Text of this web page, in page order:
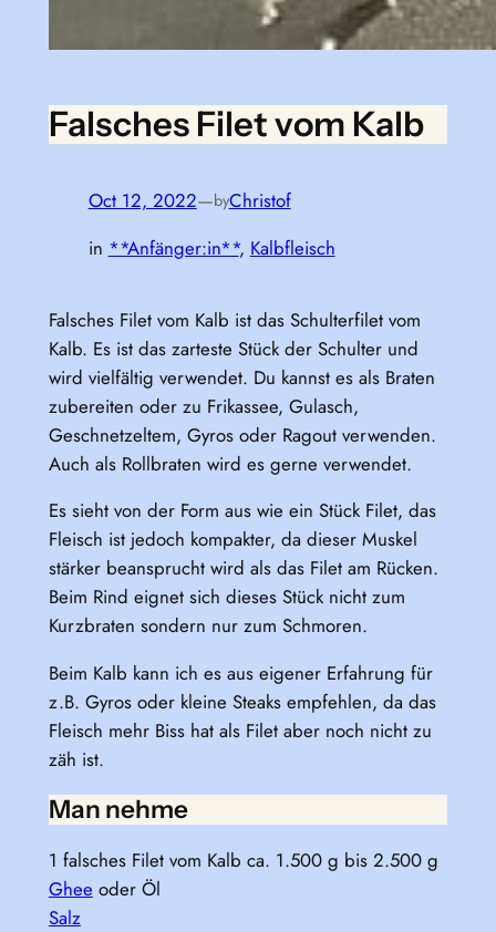
Falsches Filet vom Kalb
Oct 12, 2022—byChristof
in **Anfänger:in**, Kalbfleisch
Falsches Filet vom Kalb ist das Schulterfilet vom
Kalb. Es ist das zarteste Stück der Schulter und
wird vielfältig verwendet. Du kannst es als Braten
zubereiten oder zu Frikassee, Gulasch,
Geschnetzeltem, Gyros oder Ragout verwenden.
Auch als Rollbraten wird es gerne verwendet.
Es sieht von der Form aus wie ein Stück Filet, das
Fleisch ist jedoch kompakter, da dieser Muskel
stärker beansprucht wird als das Filet am Rücken.
Beim Rind eignet sich dieses Stück nicht zum
Kurzbraten sondern nur zum Schmoren.
Beim Kalb kann ich es aus eigener Erfahrung für
z.B. Gyros oder kleine Steaks empfehlen, da das
Fleisch mehr Biss hat als Filet aber noch nicht zu
zäh ist.
Man nehme
1 falsches Filet vom Kalb ca. 1.500 g bis 2.500 g
Ghee oder Öl
Salz